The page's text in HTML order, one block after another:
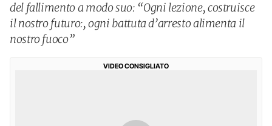
del fallimento a modo suo: “Ogni lezione, costruisce
il nostro futuro:, ogni battuta d’arresto alimenta il
nostro fuoco”
VIDEO CONSIGLIATO